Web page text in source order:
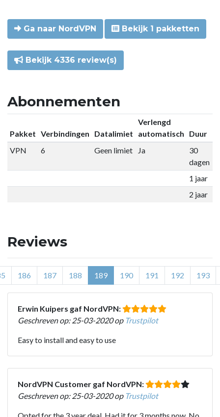
Ga naar NordVPN Bekijk 1 pakketten
Bekijk 4336 review(s)
Abonnementen
Pakket Verbindingen Datalimiet
Verlengd
automatisch
Duur
VPN
6 Geen limiet Ja
30
dagen
1 jaar
2 jaar
Reviews
186 187 188 189 190 191 192 193
Erwin Kuipers gaf NordVPN:
Geschreven op: 25-03-2020 op Trustpilot
Easy to install and easy to use
NordVPN Customer gaf NordVPN:
Geschreven op: 25-03-2020 op Trustpilot
Opted for the 3 year deal. Had it for 3 months now. No